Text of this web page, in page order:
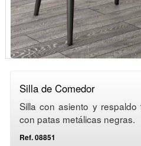
Silla de Comedor
Silla con asiento y
con patas metálicas negras.
Ref. 08851